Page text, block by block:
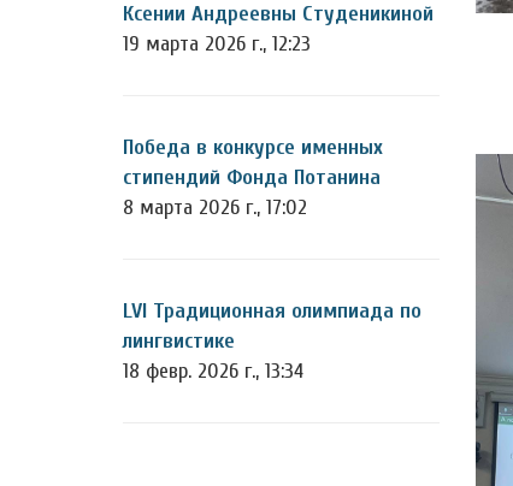
Ксении Андреевны Студеникиной
19 марта 2026 г., 12:23
Победа в конкурсе именных
стипендий Фонда Потанина
8 марта 2026 г., 17:02
LVI Традиционная олимпиада по
лингвистике
18 февр. 2026 г., 13:34